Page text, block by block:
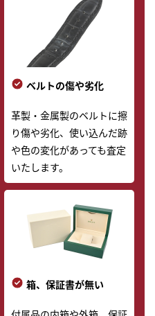
ベルトの傷や劣化
革製・金属製のベルトに擦
り傷や劣化、使い込んだ跡
や色の変化があっても査定
いたします。
箱、保証書が無い